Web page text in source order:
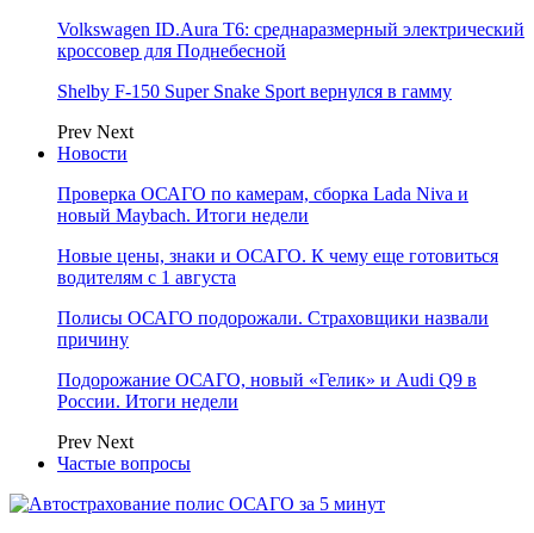
Volkswagen ID.Aura T6: среднаразмерный электрический
кроссовер для Поднебесной
Shelby F-150 Super Snake Sport вернулся в гамму
Prev Next
Новости
Проверка ОСАГО по камерам, сборка Lada Niva и
новый Maybach. Итоги недели
Новые цены, знаки и ОСАГО. К чему еще готовиться
водителям с 1 августа
Полисы ОСАГО подорожали. Страховщики назвали
причину
Подорожание ОСАГО, новый «Гелик» и Audi Q9 в
России. Итоги недели
Prev Next
Частые вопросы